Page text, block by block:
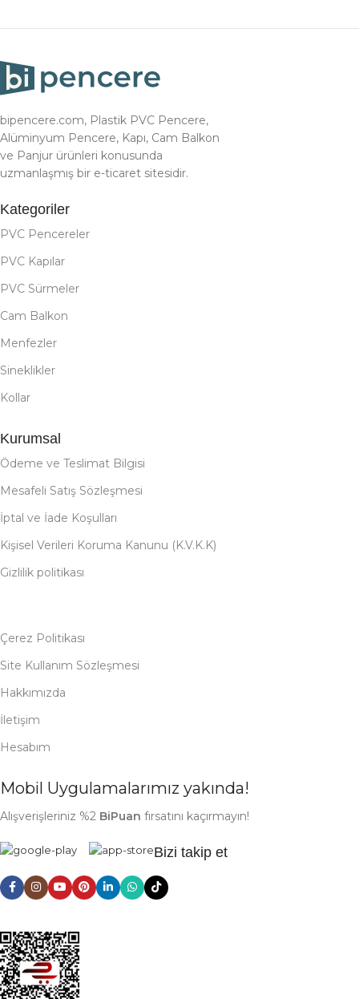
bipencere.com, Plastik PVC Pencere,
Alüminyum Pencere, Kapı, Cam Balkon
ve Panjur ürünleri konusunda
uzmanlaşmış bir e-ticaret sitesidir.
Kategoriler
PVC Pencereler
PVC Kapılar
PVC Sürmeler
Cam Balkon
Menfezler
Sineklikler
Kollar
Kurumsal
Ödeme ve Teslimat Bilgisi
Mesafeli Satış Sözleşmesi
İptal ve İade Koşulları
Kişisel Verileri Koruma Kanunu (K.V.K.K)
Gizlilik politikası
Çerez Politikası
Site Kullanım Sözleşmesi
Hakkımızda
İletişim
Hesabım
Mobil Uygulamalarımız yakında!
Alışverişleriniz %2 BiPuan fırsatını kaçırmayın!
Bizi takip et